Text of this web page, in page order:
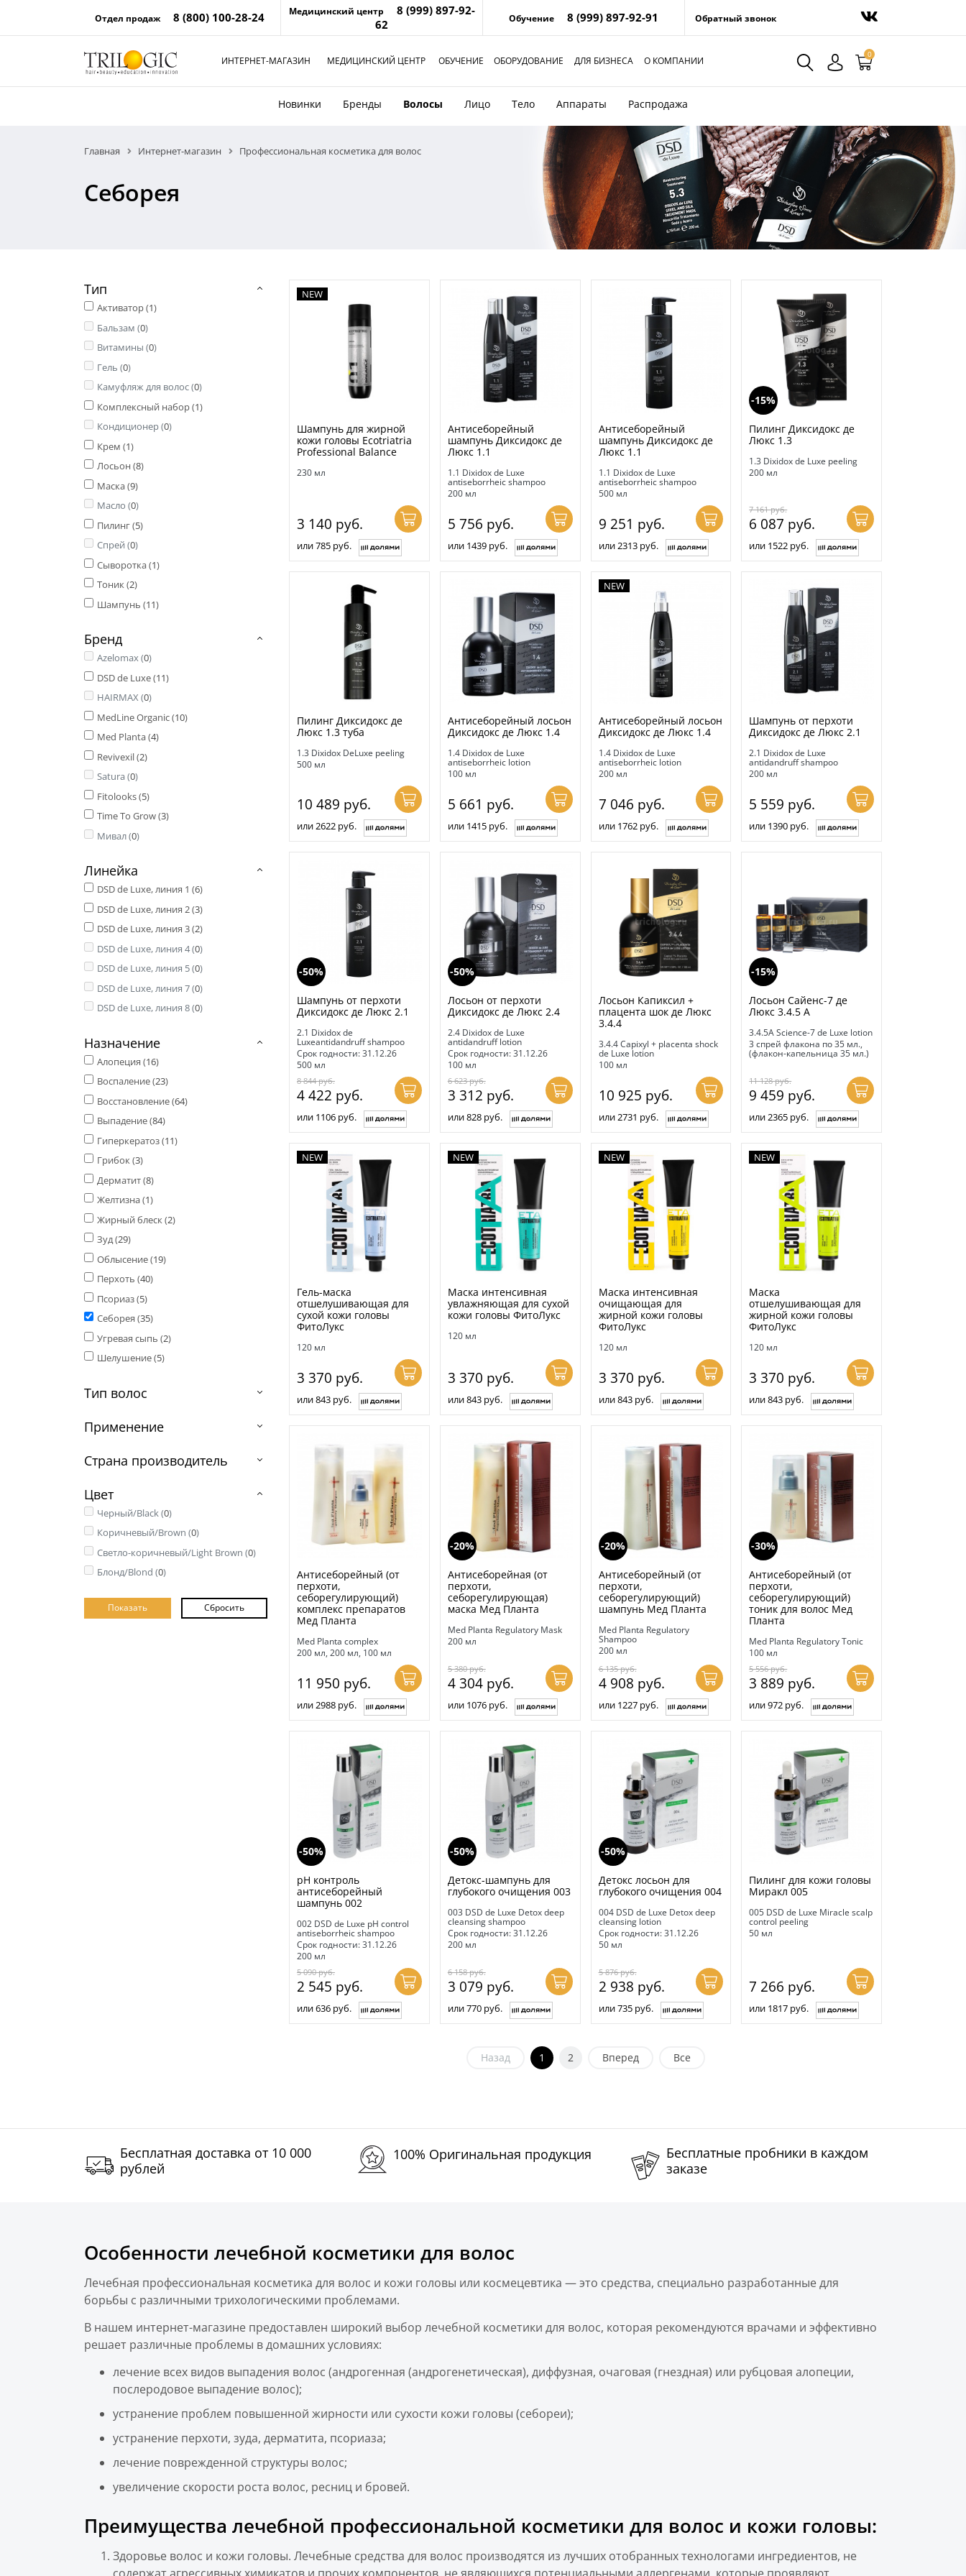
Отдел продаж 8 (800) 100-28-24 Медицинский центр
8 (999) 897-92-
62
Обучение 8 (999) 897-92-91 Обратный звонок
0
ИНТЕРНЕТ-МАГАЗИН МЕДИЦИНСКИЙ ЦЕНТР ОБУЧЕНИЕ ОБОРУДОВАНИЕ ДЛЯ БИЗНЕСА О КОМПАНИИ
Новинки Бренды Волосы Лицо Тело Аппараты Распродажа
Главная Интернет-магазин Профессиональная косметика для волос
Себорея
Тип
Активатор (1)
Бальзам (0)
Витамины (0)
Гель (0)
Камуфляж для волос (0)
Комплексный набор (1)
Кондиционер (0)
Крем (1)
Лосьон (8)
Маска (9)
Масло (0)
Пилинг (5)
Спрей (0)
Сыворотка (1)
Тоник (2)
Шампунь (11)
Бренд
Azelomax (0)
DSD de Luxe (11)
HAIRMAX (0)
MedLine Organic (10)
Med Planta (4)
Revivexil (2)
Satura (0)
Fitolooks (5)
Time To Grow (3)
Мивал (0)
Линейка
DSD de Luxe, линия 1 (6)
DSD de Luxe, линия 2 (3)
DSD de Luxe, линия 3 (2)
DSD de Luxe, линия 4 (0)
DSD de Luxe, линия 5 (0)
DSD de Luxe, линия 7 (0)
DSD de Luxe, линия 8 (0)
Назначение
Алопеция (16)
Воспаление (23)
Восстановление (64)
Выпадение (84)
Гиперкератоз (11)
Грибок (3)
Дерматит (8)
Желтизна (1)
Жирный блеск (2)
Зуд (29)
Облысение (19)
Перхоть (40)
Псориаз (5)
Себорея (35)
Угревая сыпь (2)
Шелушение (5)
Тип волос
Применение
Страна производитель
Цвет
Черный/Black (0)
Коричневый/Brown (0)
Светло-коричневый/Light Brown (0)
Блонд/Blond (0)
NEW
Шампунь для жирной
кожи головы Ecotriatria
Professional Balance
230 мл
3 140 руб.
или 785 руб.
Антисеборейный
шампунь Диксидокс де
Люкс 1.1
1.1 Dixidox de Luxe
antiseborrheic shampoo
200 мл
5 756 руб.
или 1439 руб.
Антисеборейный
шампунь Диксидокс де
Люкс 1.1
1.1 Dixidox de Luxe
antiseborrheic shampoo
500 мл
9 251 руб.
или 2313 руб.
-15%
Пилинг Диксидокс де
Люкс 1.3
1.3 Dixidox de Luxe peeling
200 мл
7 161руб.
6 087 руб.
или 1522 руб.
Пилинг Диксидокс де
Люкс 1.3 туба
1.3 Dixidox DeLuxe peeling
500 мл
10 489 руб.
или 2622 руб.
Антисеборейный лосьон
Диксидокс де Люкс 1.4
1.4 Dixidox de Luxe
antiseborrheic lotion
100 мл
5 661 руб.
или 1415 руб.
NEW
Антисеборейный лосьон
Диксидокс де Люкс 1.4
1.4 Dixidox de Luxe
antiseborrheic lotion
200 мл
7 046 руб.
или 1762 руб.
Шампунь от перхоти
Диксидокс де Люкс 2.1
2.1 Dixidox de Luxe
antidandruff shampoo
200 мл
5 559 руб.
или 1390 руб.
-50%
Шампунь от перхоти
Диксидокс де Люкс 2.1
2.1 Dixidox de
Luxeantidandruff shampoo
Срок годности: 31.12.26
500 мл
8 844руб.
4 422 руб.
или 1106 руб.
-50%
Лосьон от перхоти
Диксидокс де Люкс 2.4
2.4 Dixidox de Luxe
antidandruff lotion
Срок годности: 31.12.26
100 мл
6 623руб.
3 312 руб.
или 828 руб.
Лосьон Капиксил +
плацента шок де Люкс
3.4.4
3.4.4 Capixyl + placenta shock
de Luxe lotion
100 мл
10 925 руб.
или 2731 руб.
-15%
Лосьон Сайенс-7 де
Люкс 3.4.5 А
3.4.5A Science-7 de Luxe lotion
3 спрей флакона по 35 мл.,
(флакон-капельница 35 мл.)
11 128руб.
9 459 руб.
или 2365 руб.
NEW
Гель-маска
отшелушивающая для
сухой кожи головы
ФитоЛукс
120 мл
3 370 руб.
или 843 руб.
NEW
Маска интенсивная
увлажняющая для сухой
кожи головы ФитоЛукс
120 мл
3 370 руб.
или 843 руб.
NEW
Маска интенсивная
очищающая для
жирной кожи головы
ФитоЛукс
120 мл
3 370 руб.
или 843 руб.
NEW
Маска
отшелушивающая для
жирной кожи головы
ФитоЛукс
120 мл
3 370 руб.
или 843 руб.
Антисеборейный (от
перхоти,
себорегулирующий)
комплекс препаратов
Мед Планта
Med Planta complex
200 мл, 200 мл, 100 мл
11 950 руб.
или 2988 руб.
-20%
Антисеборейная (от
перхоти,
себорегулирующая)
маска Мед Планта
Med Planta Regulatory Mask
200 мл
5 380руб.
4 304 руб.
или 1076 руб.
-20%
Антисеборейный (от
перхоти,
себорегулирующий)
шампунь Мед Планта
Med Planta Regulatory
Shampoo
200 мл
6 135руб.
4 908 руб.
или 1227 руб.
-30%
Антисеборейный (от
перхоти,
себорегулирующий)
тоник для волос Мед
Планта
Med Planta Regulatory Tonic
100 мл
5 556руб.
3 889 руб.
или 972 руб.
-50%
pH контроль
антисеборейный
шампунь 002
002 DSD de Luxe pH control
antiseborrheic shampoo
Срок годности: 31.12.26
200 мл
5 090руб.
2 545 руб.
или 636 руб.
-50%
Детокс-шампунь для
глубокого очищения 003
003 DSD de Luxe Detox deep
cleansing shampoo
Срок годности: 31.12.26
200 мл
6 158руб.
3 079 руб.
или 770 руб.
-50%
Детокс лосьон для
глубокого очищения 004
004 DSD de Luxe Detox deep
cleansing lotion
Срок годности: 31.12.26
50 мл
5 876руб.
2 938 руб.
или 735 руб.
Пилинг для кожи головы
Миракл 005
005 DSD de Luxe Miracle scalp
control peeling
50 мл
7 266 руб.
или 1817 руб.
Назад 1 2 Вперед Все
Бесплатная доставка от 10 000
рублей
100% Оригинальная продукция
Бесплатные пробники в каждом
заказе
Особенности лечебной косметики для волос
Лечебная профессиональная косметика для волос и кожи головы или космецевтика — это средства, специально разработанные для
борьбы с различными трихологическими проблемами.
В нашем интернет-магазине предоставлен широкий выбор лечебной косметики для волос, которая рекомендуются врачами и эффективно
решает различные проблемы в домашних условиях:
лечение всех видов выпадения волос (андрогенная (андрогенетическая), диффузная, очаговая (гнездная) или рубцовая алопеции,
послеродовое выпадение волос);
устранение проблем повышенной жирности или сухости кожи головы (себореи);
устранение перхоти, зуда, дерматита, псориаза;
лечение поврежденной структуры волос;
увеличение скорости роста волос, ресниц и бровей.
Преимущества лечебной профессиональной косметики для волос и кожи головы:
Здоровье волос и кожи головы. Лечебные средства для волос производятся из лучших отобранных технологами ингредиентов, не